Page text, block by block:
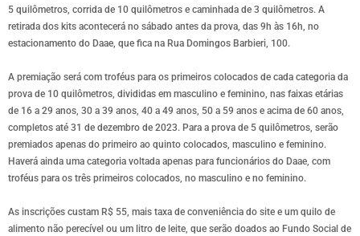
5 quilômetros, corrida de 10 quilômetros e caminhada de 3 quilômetros. A
retirada dos kits acontecerá no sábado antes da prova, das 9h às 16h, no
estacionamento do Daae, que fica na Rua Domingos Barbieri, 100.
A premiação será com troféus para os primeiros colocados de cada categoria da
prova de 10 quilômetros, divididas em masculino e feminino, nas faixas etárias
de 16 a 29 anos, 30 a 39 anos, 40 a 49 anos, 50 a 59 anos e acima de 60 anos,
completos até 31 de dezembro de 2023. Para a prova de 5 quilômetros, serão
premiados apenas do primeiro ao quinto colocados, masculino e feminino.
Haverá ainda uma categoria voltada apenas para funcionários do Daae, com
troféus para os três primeiros colocados, no masculino e no feminino.
As inscrições custam R$ 55, mais taxa de conveniência do site e um quilo de
alimento não perecível ou um litro de leite, que serão doados ao Fundo Social de